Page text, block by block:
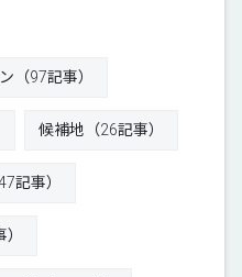
（97記事）
候補地（26記事）
記事）